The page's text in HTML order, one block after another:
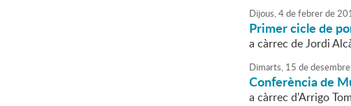
Dijous,4defebrerde
Primer cicle de
a càrrec de Jordi
Dimarts, 15 dedesembre
Conferència de
a càrrec d'Arrigo